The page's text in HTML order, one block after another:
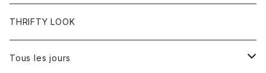
ワンピース
コート
トップス
Tシャツ
THRIFTY LOOK
Tous les jours